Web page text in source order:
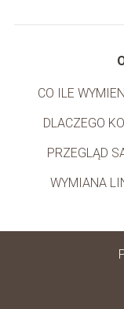
CO ILE
DLACZEGO
PRZEGLĄD
WYMIANA